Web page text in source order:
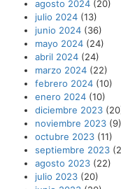
agosto 2024 (20)
julio 2024 (13)
junio 2024 (36)
mayo 2024 (24)
abril 2024 (24)
marzo 2024 (22)
febrero 2024 (10)
enero 2024 (10)
diciembre 2023
noviembre 2023 (9)
octubre 2023 (11)
septiembre 2023
agosto 2023 (22)
julio 2023 (20)